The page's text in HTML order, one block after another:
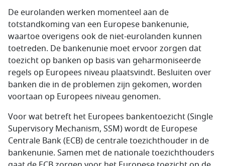
De eurolanden werken momenteel aan de
totstandkoming van een Europese bankenunie,
waartoe overigens ook de niet-eurolanden kunnen
toetreden. De bankenunie moet ervoor zorgen dat
toezicht op banken op basis van geharmoniseerde
regels op Europees niveau plaatsvindt. Besluiten over
banken die in de problemen zijn gekomen, worden
voortaan op Europees niveau genomen.
Voor wat betreft het Europees bankentoezicht (Single
Supervisory Mechanism, SSM) wordt de Europese
Centrale Bank (ECB) de centrale toezichthouder in de
bankenunie. Samen met de nationale toezichthouders